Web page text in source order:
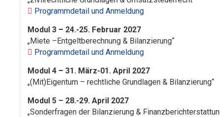
Programmdetail und Anmeldung
Modul 3 – 24.-25. Februar 2027
„Miete –Entgeltberechnung & Bilanzierung“
Programmdetail und Anmeldung
Modul 4 – 31. März-01. April 2027
„(Mit)Eigentum – rechtliche Grundlagen & Bilanzierung“
Modul 5 – 28.-29. April 2027
„Sonderfragen der Bilanzierung &